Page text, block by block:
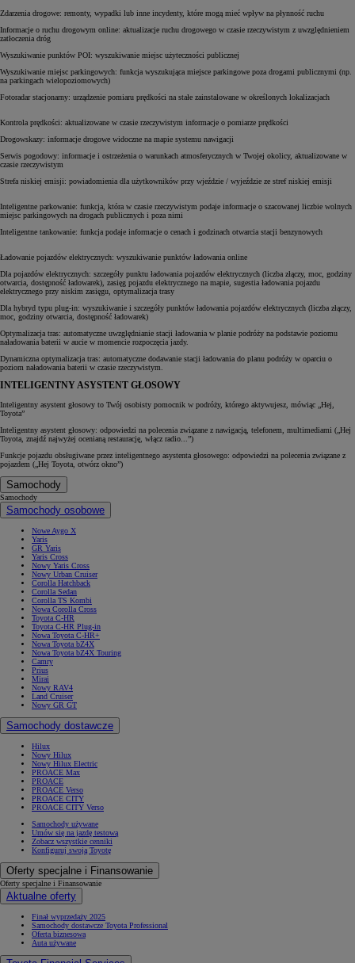
Zdarzenia drogowe: remonty, wypadki lub inne incydenty, które mogą mieć wpływ na płynność ruchu
Informacje o ruchu drogowym online: aktualizacje ruchu drogowego w czasie rzeczywistym z uwzględnieniem
zatłoczenia dróg
Wyszukiwanie punktów POI: wyszukiwanie miejsc użyteczności publicznej
Wyszukiwanie miejsc parkingowych: funkcja wyszukująca miejsce parkingowe poza drogami publicznymi (np.
na parkingach wielopoziomowych)
Fotoradar stacjonarny: urządzenie pomiaru prędkości na stałe zainstalowane w określonych lokalizacjach
Kontrola prędkości: aktualizowane w czasie rzeczywistym informacje o pomiarze prędkości
Drogowskazy: informacje drogowe widoczne na mapie systemu nawigacji
Serwis pogodowy: informacje i ostrzeżenia o warunkach atmosferycznych w Twojej okolicy, aktualizowane w
czasie rzeczywistym
Strefa niskiej emisji: powiadomienia dla użytkowników przy wjeździe / wyjeździe ze stref niskiej emisji
Inteligentne parkowanie: funkcja, która w czasie rzeczywistym podaje informacje o szacowanej liczbie wolnych
miejsc parkingowych na drogach publicznych i poza nimi
Inteligentne tankowanie: funkcja podaje informacje o cenach i godzinach otwarcia stacji benzynowych
Ładowanie pojazdów elektrycznych: wyszukiwanie punktów ładowania online
Dla pojazdów elektrycznych: szczegóły punktu ładowania pojazdów elektrycznych (liczba złączy, moc, godziny
otwarcia, dostępność ładowarek), zasięg pojazdu elektrycznego na mapie, sugestia ładowania pojazdu
elektrycznego przy niskim zasięgu, optymalizacja trasy
Dla hybryd typu plug-in: wyszukiwanie i szczegóły punktów ładowania pojazdów elektrycznych (liczba złączy,
moc, godziny otwarcia, dostępność ładowarek)
Optymalizacja tras: automatyczne uwzględnianie stacji ładowania w planie podróży na podstawie poziomu
naładowania baterii w aucie w momencie rozpoczęcia jazdy.
Dynamiczna optymalizacja tras: automatyczne dodawanie stacji ładowania do planu podróży w oparciu o
poziom naładowania baterii w czasie rzeczywistym.
INTELIGENTNY ASYSTENT GŁOSOWY
Inteligentny asystent głosowy to Twój osobisty pomocnik w podróży, którego aktywujesz, mówiąc „Hej,
Toyota”
Inteligentny asystent głosowy: odpowiedzi na polecenia związane z nawigacją, telefonem, multimediami („Hej
Toyota, znajdź najwyżej ocenianą restaurację, włącz radio...”)
Funkcje pojazdu obsługiwane przez inteligentnego asystenta głosowego: odpowiedzi na polecenia związane z
pojazdem („Hej Toyota, otwórz okno”)
Samochody
Samochody
Samochody osobowe
Nowe Aygo X
Yaris
GR Yaris
Yaris Cross
Nowy Yaris Cross
Nowy Urban Cruiser
Corolla Hatchback
Corolla Sedan
Corolla TS Kombi
Nowa Corolla Cross
Toyota C-HR
Toyota C-HR Plug-in
Nowa Toyota C-HR+
Nowa Toyota bZ4X
Nowa Toyota bZ4X Touring
Camry
Prius
Mirai
Nowy RAV4
Land Cruiser
Nowy GR GT
Samochody dostawcze
Hilux
Nowy Hilux
Nowy Hilux Electric
PROACE Max
PROACE
PROACE Verso
PROACE CITY
PROACE CITY Verso
Samochody używane
Umów się na jazdę testową
Zobacz wszystkie cenniki
Konfiguruj swoją Toyotę
Oferty specjalne i Finansowanie
Oferty specjalne i Finansowanie
Aktualne oferty
Finał wyprzedaży 2025
Samochody dostawcze Toyota Professional
Oferta biznesowa
Auta używane